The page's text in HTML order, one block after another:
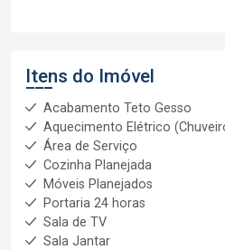
Itens do Imóvel
Acabamento Teto Gesso
Aquecimento Elétrico
Área de Serviço
Cozinha Planejada
Móveis Planejados
Portaria 24 horas
Sala de TV
Sala Jantar